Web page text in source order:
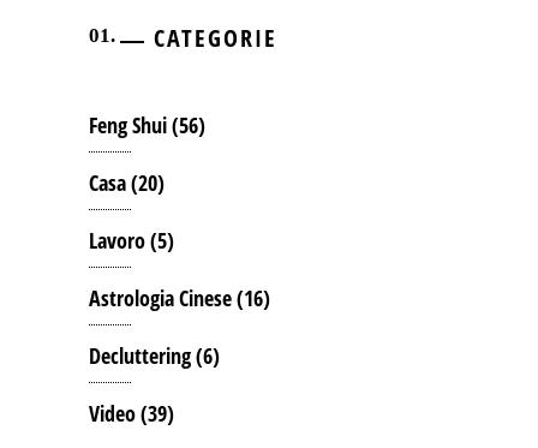
CATEGORIE
Feng Shui(56)
Casa(20)
Lavoro(5)
Astrologia Cinese(16)
Decluttering(6)
Video(39)